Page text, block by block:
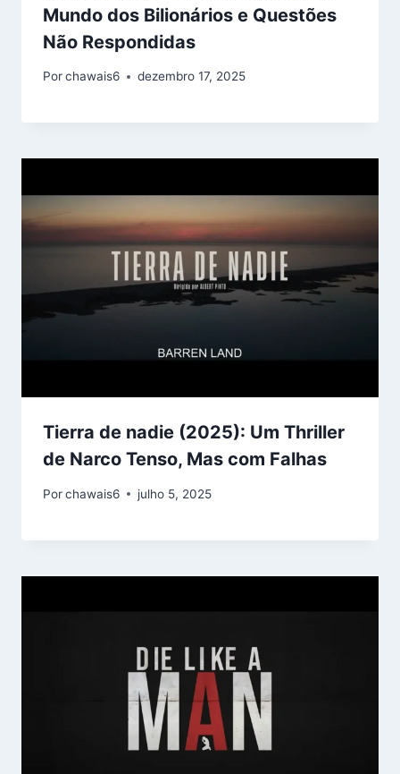
Mundo dos Bilionários e Questões
Não Respondidas
Porchawais6 dezembro 17, 2025
Tierra de nadie (2025): Um Thriller
de Narco Tenso, Mas com Falhas
Porchawais6 julho 5, 2025